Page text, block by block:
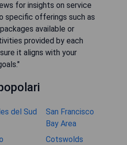
for insights on service
specific offerings such as
available or
provided by each
it aligns with your
del Sud
San Francisco
Bay Area
Cotswolds